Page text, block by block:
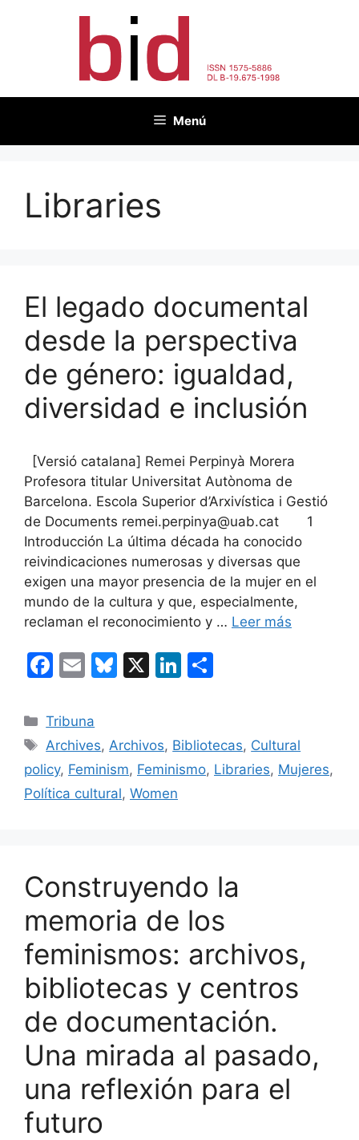
Menú
Libraries
El legado documental
desde la perspectiva
de género: igualdad,
diversidad e inclusión
[Versió catalana] Remei Perpinyà Morera
Profesora titular Universitat Autònoma de
Barcelona. Escola Superior d’Arxivística i Gestió
de Documents remei.perpinya@uab.cat 1
Introducción La última década ha conocido
reivindicaciones numerosas y diversas que
exigen una mayor presencia de la mujer en el
mundo de la cultura y que, especialmente,
reclaman el reconocimiento y … Leer más
F
c
e
b
o
E
ai
l
Bl
s
k
y
X
Li
e
dI
p
ar
Categorías
Tribuna
Etiquetas
Archives,Archivos, Bibliotecas, Cultural
policy, Feminism, Feminismo, Libraries, Mujeres,
Política cultural, Women
Construyendo la
memoria de los
feminismos: archivos,
bibliotecas y centros
de documentación.
Una mirada al pasado,
una reflexión para el
futuro